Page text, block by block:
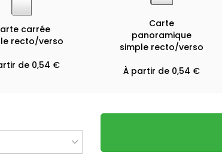
carrée
recto/verso
de 0,54 €
Carte
panoramique
simple recto/verso
À partir de 0,54 €